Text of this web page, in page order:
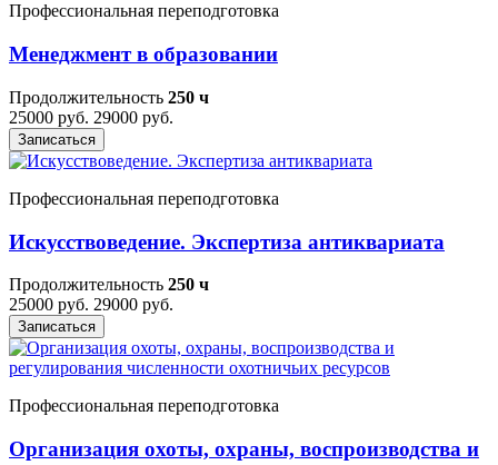
Профессиональная переподготовка
Менеджмент в образовании
Продолжительность 250 ч
25000 руб. 29000 руб.
Записаться
Профессиональная переподготовка
Искусствоведение. Экспертиза антиквариата
Продолжительность 250 ч
25000 руб. 29000 руб.
Записаться
Профессиональная переподготовка
Организация охоты, охраны, воспроизводства и